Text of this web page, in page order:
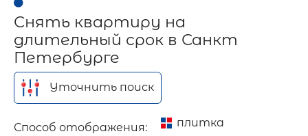
Снять квартиру на
длительный срок в Санкт
Петербурге
Уточнить поиск
Способ отображения:
плитка